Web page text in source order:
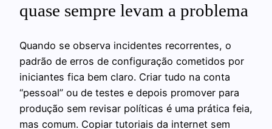
quase sempre levam a problema
Quando se observa incidentes recorrentes, o
padrão de erros de configuração cometidos por
iniciantes fica bem claro. Criar tudo na conta
“pessoal” ou de testes e depois promover para
produção sem revisar políticas é uma prática feia,
mas comum. Copiar tutoriais da internet sem